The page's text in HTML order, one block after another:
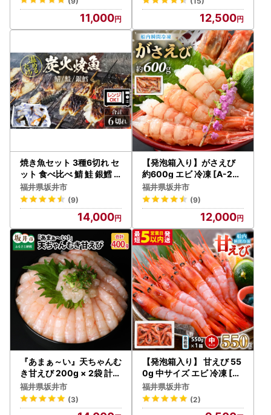
11,000 12,500
焼き魚セット 3種6切れ セ
ット 食べ比べ 鯖 鮭 銀鱈
レンチン 炭火焼魚 惣菜 簡
単調理 [A-15905]
福井県坂井市
(9)
14,000
【発泡箱入り】がさえび
約600g エビ 冷凍 [A-231
14]
福井県坂井市
(9)
12,000
『あまぁ～い』天ちゃんむ
き甘えび 200g × 2袋 計4
00g [A-8505]
福井県坂井市
(3)
【発泡箱入り】 甘えび 55
0g 中サイズ エビ 冷凍 [A-
23108]
福井県坂井市
(2)